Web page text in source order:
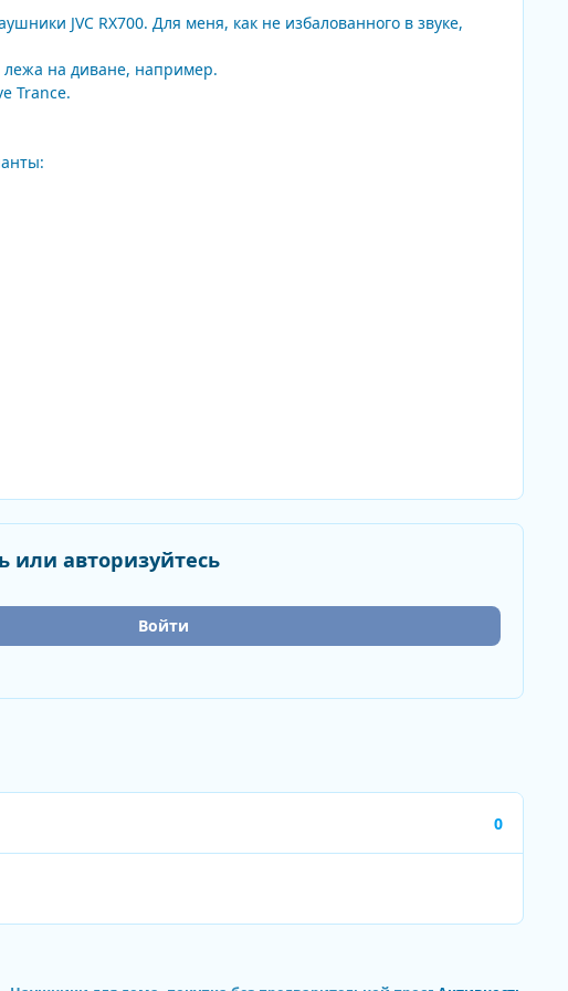
JVC RX700. Для меня, как не избалованного в звуке,
на диване, например.
Trance.
или авторизуйтесь
Войти
0